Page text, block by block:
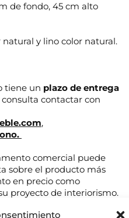
de fondo, 45 cm alto
y lino color natural.
tiene un plazo de entrega
contactar con
,
comercial puede
sobre el producto más
en precio como
proyecto de interiorismo.